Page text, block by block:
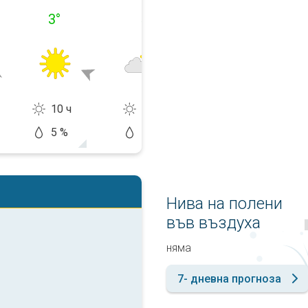
3°
10 ч
5 %
Нива на полени
във въздуха
няма
7- дневна прогноза